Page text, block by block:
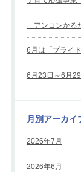
「アンコンか
6月は「プライ
6月23日～6月
月別アーカイ
2026年7月
2026年6月